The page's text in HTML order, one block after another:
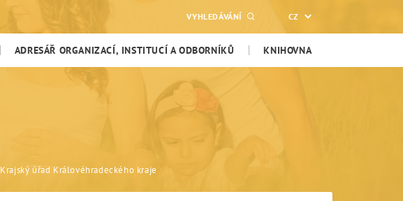
VYHLEDÁVÁNÍ CZ
ADRESÁŘ ORGANIZACÍ, INSTITUCÍ A ODBORNÍKŮ KNIHOVNA
Krajský úřad Královéhradeckého kraje